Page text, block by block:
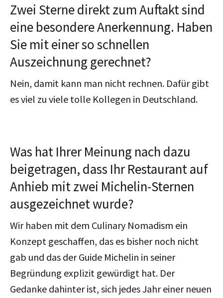
Zwei Sterne direkt zum Auftakt sind
eine besondere Anerkennung. Haben
Sie mit einer so schnellen
Auszeichnung gerechnet?
Nein, damit kann man nicht rechnen. Dafür gibt
es viel zu viele tolle Kollegen in Deutschland.
Was hat Ihrer Meinung nach dazu
beigetragen, dass Ihr Restaurant auf
Anhieb mit zwei Michelin-Sternen
ausgezeichnet wurde?
Wir haben mit dem Culinary Nomadism ein
Konzept geschaffen, das es bisher noch nicht
gab und das der Guide Michelin in seiner
Begründung explizit gewürdigt hat. Der
Gedanke dahinter ist, sich jedes Jahr einer neuen